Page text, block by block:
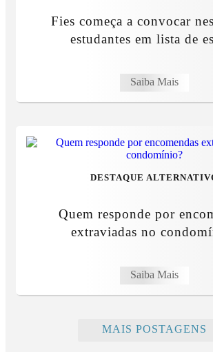
Fies começa a convocar
estudantes em lista de
Saiba Mais
DESTAQUE
Quem responde por
extraviadas no
Saiba Mais
MAIS POSTAGENS